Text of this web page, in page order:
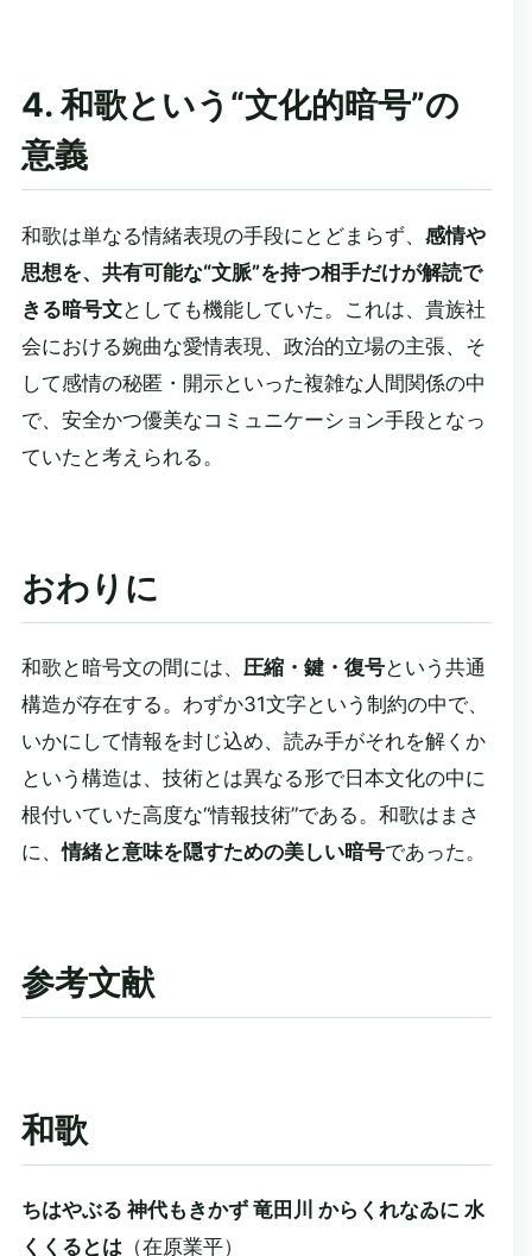
4. 和歌という“文化的暗号”の
意義
和歌は単なる情緒表現の手段にとどまらず、 感情や
思想を、共有可能な“文脈”を持つ相手だけが解読で
きる暗号文としても機能していた。これは、貴族社
会における婉曲な愛情表現、政治的立場の主張、そ
して感情の秘匿・開示といった複雑な人間関係の中
で、安全かつ優美なコミュニケーション手段となっ
ていたと考えられる。
おわりに
和歌と暗号文の間には、 圧縮・鍵・復号という共通
構造が存在する。わずか31文字という制約の中で、
いかにして情報を封じ込め、読み手がそれを解くか
という構造は、技術とは異なる形で日本文化の中に
根付いていた高度な“情報技術”である。和歌はまさ
に、情緒と意味を隠すための美しい暗号であった。
参考文献
和歌
ちはやぶる 神代もきかず 竜田川 からくれなゐに 水
くくるとは （在原業平）